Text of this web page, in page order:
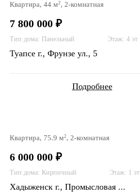
Квартира, 44 м2, 2-комнатная
7 800 000 ₽
Тип дома: Панельный Этаж: 4 эт
Туапсе г., Фрунзе ул., 5
Подробнее
Квартира, 75.9 м2, 2-комнатная
6 000 000 ₽
Тип дома: Кирпичный Этаж: 1 эт
Хадыженск г., Промысловая ...